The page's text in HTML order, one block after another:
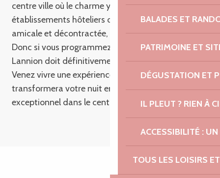
BALADES ET
PATRIMOINE ET
DÉGUSTATION ET
IL PLEUT ? RIEN À
ACCESSIBILITÉ :
TOUS LES LOISIRS
centre ville où le charme y est inégalable. Nos
établissements hôteliers offrent une atmosphère
amicale et décontractée, loin de toute complexité.
Donc si vous programmez un séjour en Bretagne,
Lannion doit définitivement être sur votre liste.
Venez vivre une expérience unique qui
transformera votre nuit en un moment
exceptionnel dans le centre ville de Lannion.